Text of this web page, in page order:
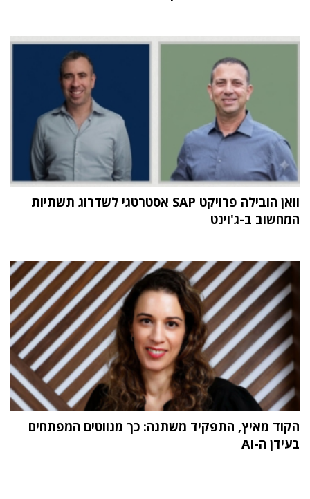
וואן הובילה פרויקט SAP אסטרטגי לשדרוג תשתיות
המחשוב ב-ג'וינט
הקוד מאיץ, התפקיד משתנה: כך מנווטים המפתחים
בעידן ה-AI